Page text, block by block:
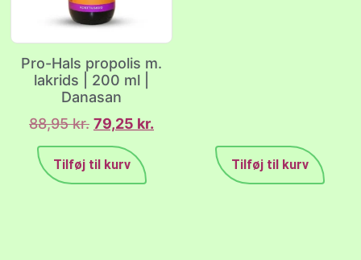
Pro-Hals propolis m.
lakrids | 200 ml |
Danasan
88,95kr. 79,25 kr.
Tilføj til kurv Tilføj til kurv